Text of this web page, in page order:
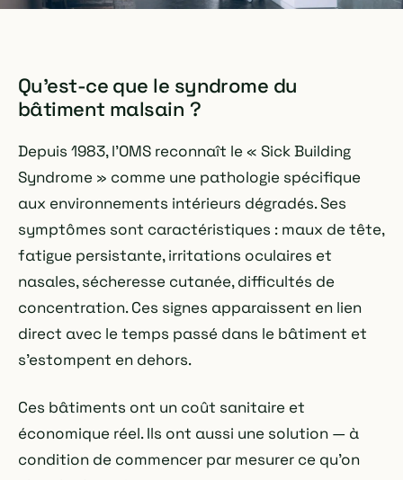
Qu'est-ce que le syndrome du
bâtiment malsain ?
Depuis 1983, l'OMS reconnaît le « Sick Building
Syndrome » comme une pathologie spécifique
aux environnements intérieurs dégradés. Ses
symptômes sont caractéristiques : maux de tête,
fatigue persistante, irritations oculaires et
nasales, sécheresse cutanée, difficultés de
concentration. Ces signes apparaissent en lien
direct avec le temps passé dans le bâtiment et
s'estompent en dehors.
Ces bâtiments ont un coût sanitaire et
économique réel. Ils ont aussi une solution — à
condition de commencer par mesurer ce qu'on